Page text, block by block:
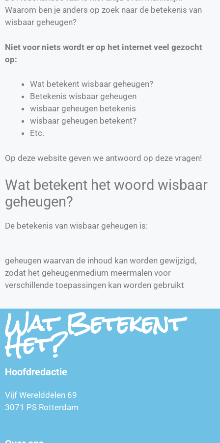
Waarom ben je anders op zoek naar de betekenis van
wisbaar geheugen?
Niet voor niets wordt er op het internet veel gezocht
op:
Wat betekent wisbaar geheugen?
Betekenis wisbaar geheugen
wisbaar geheugen betekenis
wisbaar geheugen betekent?
Etc.
Op deze website geven we antwoord op deze vragen!
Wat betekent het woord wisbaar
geheugen?
De betekenis van wisbaar geheugen is:
geheugen waarvan de inhoud kan worden gewijzigd,
zodat het geheugenmedium meermalen voor
verschillende toepassingen kan worden gebruikt
Wat Betekent
Het?
Hoofdredactie
Vijf Werelddelen 69
3071 PS Rotterdam